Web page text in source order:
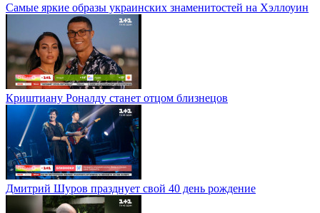
Самые яркие образы украинских знаменитостей на Хэллоуин
Криштиану Роналду станет отцом близнецов
Дмитрий Шуров празднует свой 40 день рождение